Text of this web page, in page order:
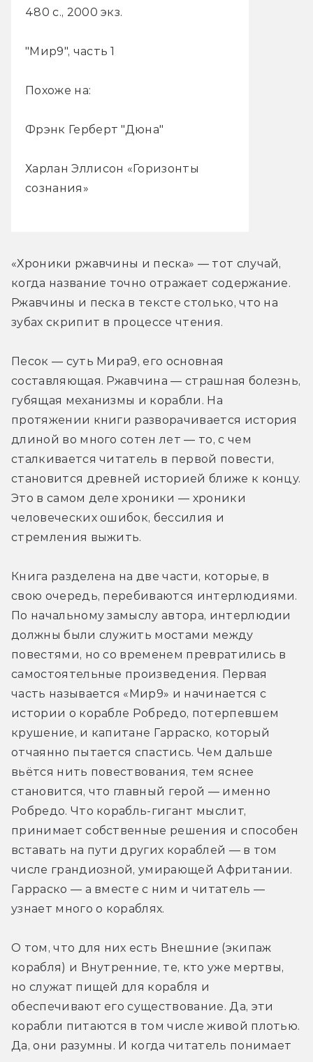
480 с., 2000 экз.
"Мир9", часть 1
Похоже на:
Фрэнк Герберт "Дюна"
Харлан Эллисон «Горизонты
сознания»
«Хроники ржавчины и песка» — тот случай,
когда название точно отражает содержание.
Ржавчины и песка в тексте столько, что на
зубах скрипит в процессе чтения.
Песок — суть Мира9, его основная
составляющая. Ржавчина — страшная болезнь,
губящая механизмы и корабли. На
протяжении книги разворачивается история
длиной во много сотен лет — то, с чем
сталкивается читатель в первой повести,
становится древней историей ближе к концу.
Это в самом деле хроники — хроники
человеческих ошибок, бессилия и
стремления выжить.
Книга разделена на две части, которые, в
свою очередь, перебиваются интерлюдиями.
По начальному замыслу автора, интерлюдии
должны были служить мостами между
повестями, но со временем превратились в
самостоятельные произведения. Первая
часть называется «Мир9» и начинается с
истории о корабле Робредо, потерпевшем
крушение, и капитане Гарраско, который
отчаянно пытается спастись. Чем дальше
вьётся нить повествования, тем яснее
становится, что главный герой — именно
Робредо. Что корабль-гигант мыслит,
принимает собственные решения и способен
вставать на пути других кораблей — в том
числе грандиозной, умирающей Афритании.
Гарраско — а вместе с ним и читатель —
узнает много о кораблях.
О том, что для них есть Внешние (экипаж
корабля) и Внутренние, те, кто уже мертвы,
но служат пищей для корабля и
обеспечивают его существование. Да, эти
корабли питаются в том числе живой плотью.
Да, они разумны. И когда читатель понимает